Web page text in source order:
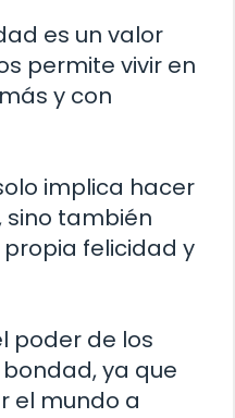
es un valor
permite vivir en
y con
implica hacer
sino también
felicidad y
poder de los
ya que
el mundo a